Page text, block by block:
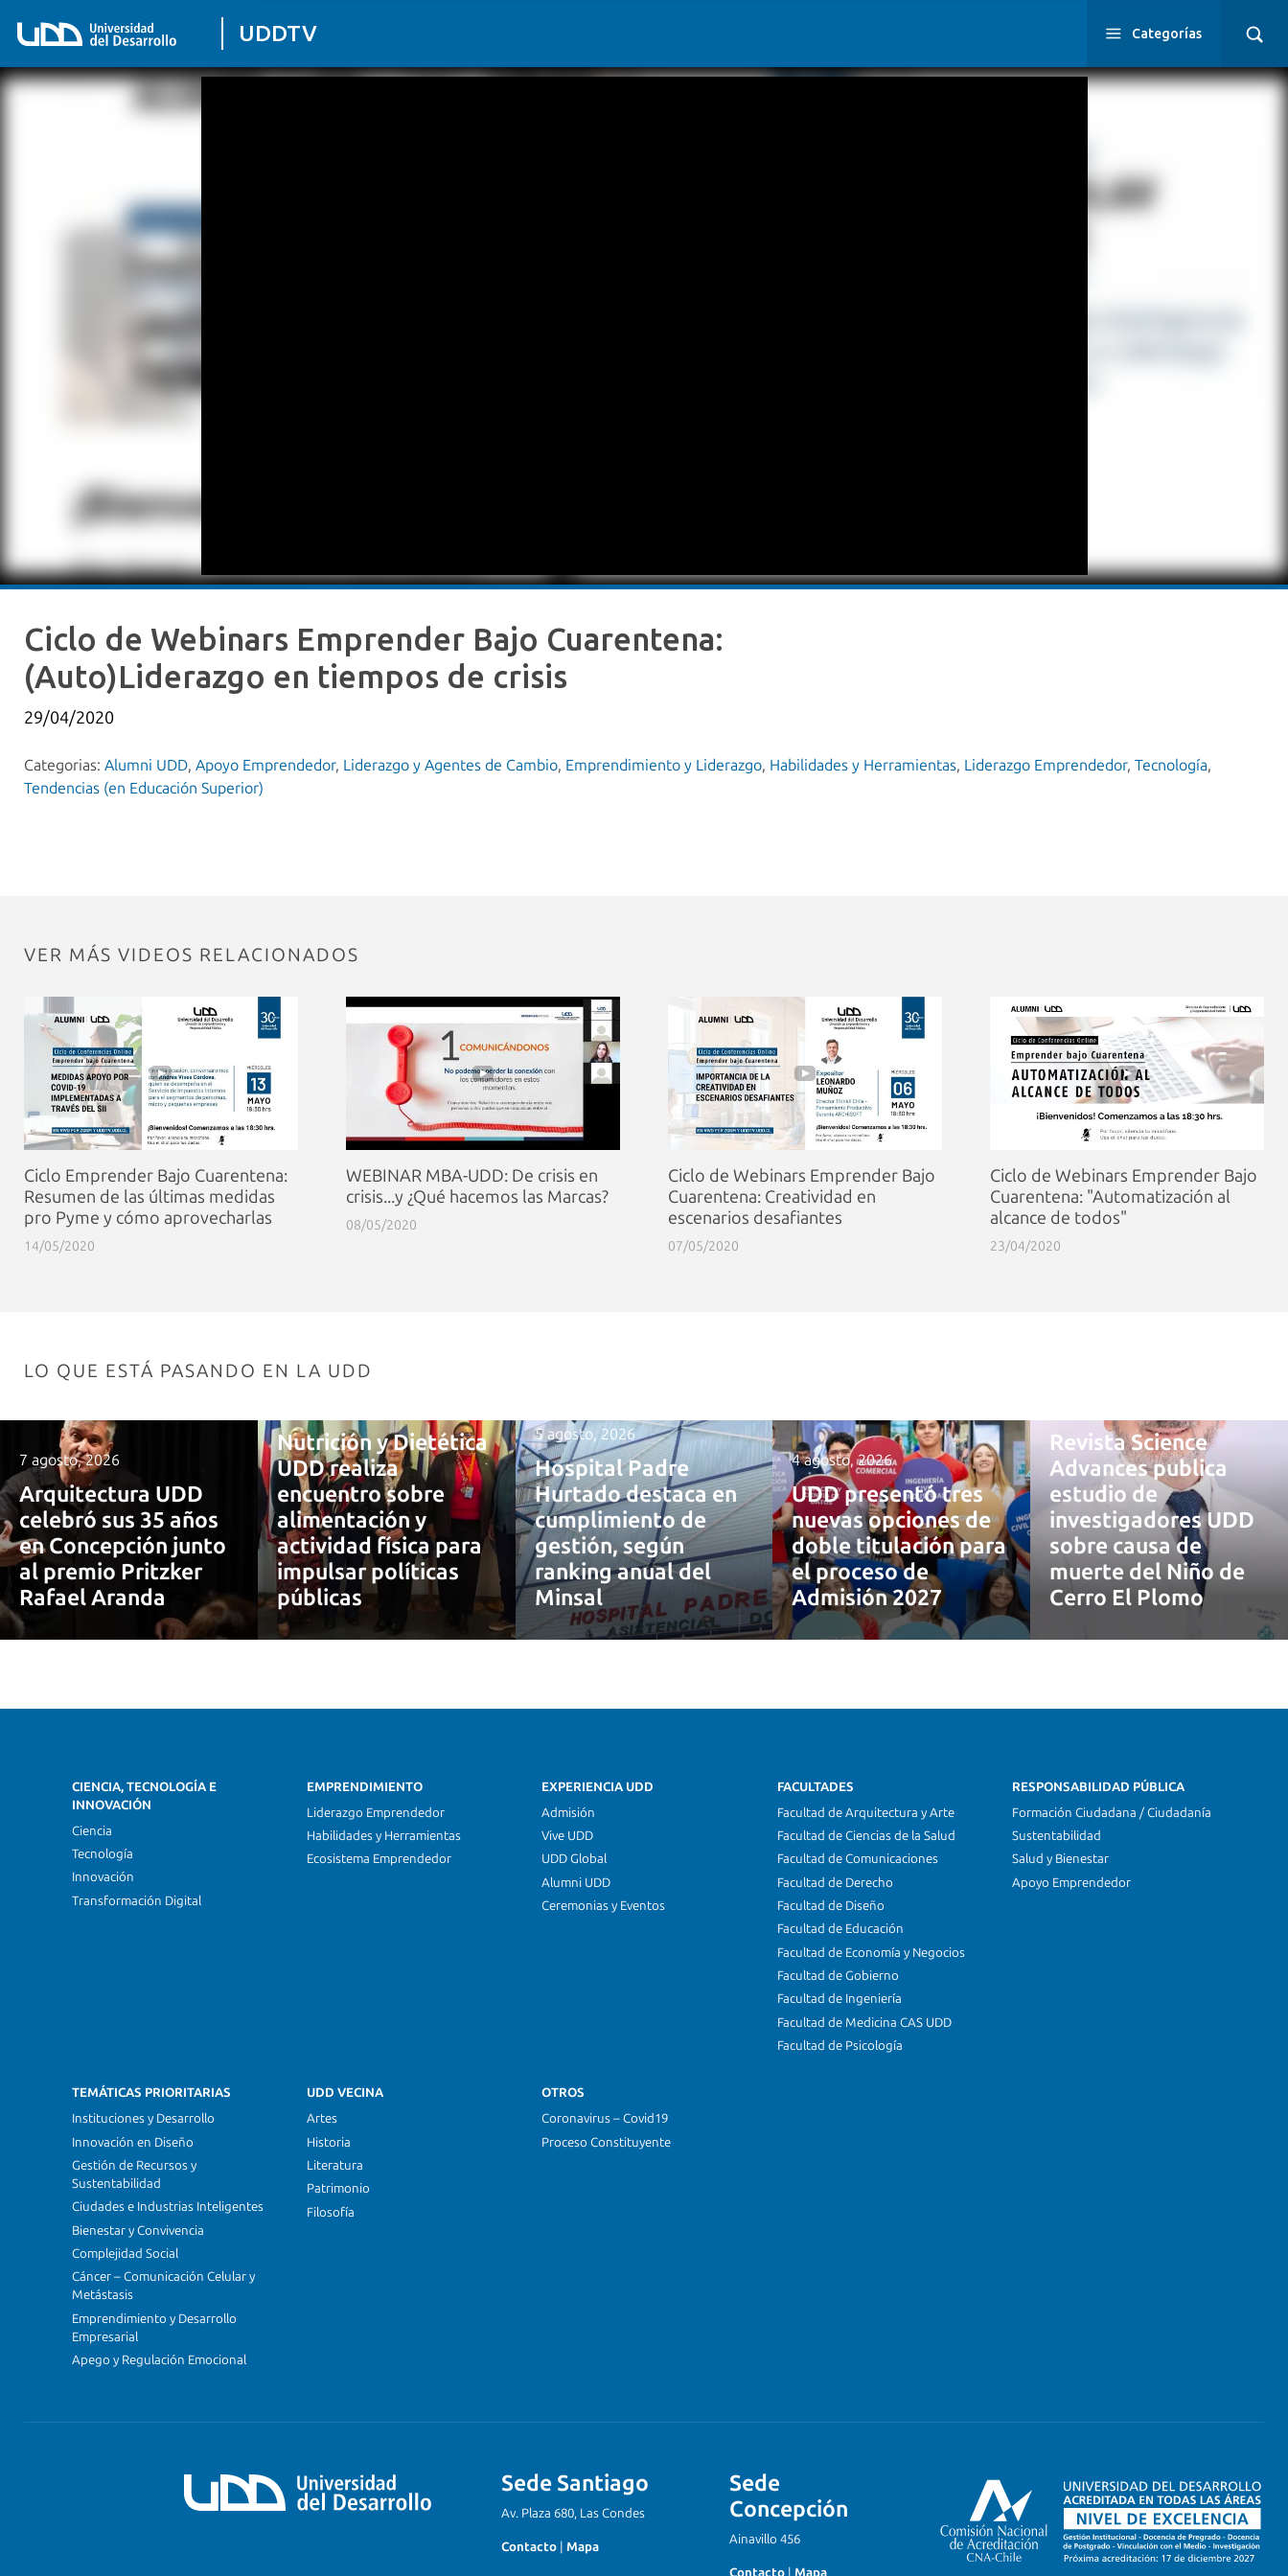
UDDTV Categorías
Ciclo de Webinars Emprender Bajo Cuarentena:
(Auto)Liderazgo en tiempos de crisis
29/04/2020
Categorias: Alumni UDD, Apoyo Emprendedor, Liderazgo y Agentes de Cambio, Emprendimiento y Liderazgo, Habilidades y Herramientas, Liderazgo Emprendedor, Tecnología,
Tendencias (en Educación Superior)
VER MÁS VIDEOS RELACIONADOS
Ciclo Emprender Bajo Cuarentena:
Resumen de las últimas medidas
pro Pyme y cómo aprovecharlas
14/05/2020
WEBINAR MBA-UDD: De crisis en
crisis...y ¿Qué hacemos las Marcas?
08/05/2020
Ciclo de Webinars Emprender Bajo
Cuarentena: Creatividad en
escenarios desafiantes
07/05/2020
Ciclo de Webinars Emprender Bajo
Cuarentena: "Automatización al
alcance de todos"
23/04/2020
LO QUE ESTÁ PASANDO EN LA UDD
7 agosto, 2026
Arquitectura UDD
celebró sus 35 años
en Concepción junto
al premio Pritzker
Rafael Aranda
Nutrición y Dietética
UDD realiza
encuentro sobre
alimentación y
actividad física para
impulsar políticas
públicas
5 agosto, 2026
Hospital Padre
Hurtado destaca en
cumplimiento de
gestión, según
ranking anual del
Minsal
4 agosto, 2026
UDD presentó tres
nuevas opciones de
doble titulación para
el proceso de
Admisión 2027
Revista Science
Advances publica
estudio de
investigadores UDD
sobre causa de
muerte del Niño de
Cerro El Plomo
CIENCIA, TECNOLOGÍA E
INNOVACIÓN
Ciencia
Tecnología
Innovación
Transformación Digital
EMPRENDIMIENTO
Liderazgo Emprendedor
Habilidades y Herramientas
Ecosistema Emprendedor
EXPERIENCIA UDD
Admisión
Vive UDD
UDD Global
Alumni UDD
Ceremonias y Eventos
FACULTADES
Facultad de Arquitectura y Arte
Facultad de Ciencias de la Salud
Facultad de Comunicaciones
Facultad de Derecho
Facultad de Diseño
Facultad de Educación
Facultad de Economía y Negocios
Facultad de Gobierno
Facultad de Ingeniería
Facultad de Medicina CAS UDD
Facultad de Psicología
RESPONSABILIDAD PÚBLICA
Formación Ciudadana / Ciudadanía
Sustentabilidad
Salud y Bienestar
Apoyo Emprendedor
TEMÁTICAS PRIORITARIAS
Instituciones y Desarrollo
Innovación en Diseño
Gestión de Recursos y
Sustentabilidad
Ciudades e Industrias Inteligentes
Bienestar y Convivencia
Complejidad Social
Cáncer – Comunicación Celular y
Metástasis
Emprendimiento y Desarrollo
Empresarial
Apego y Regulación Emocional
UDD VECINA
Artes
Historia
Literatura
Patrimonio
Filosofía
OTROS
Coronavirus – Covid19
Proceso Constituyente
Sede Santiago
Av. Plaza 680, Las Condes
Contacto Mapa
Sede
Concepción
Ainavillo 456
Contacto Mapa